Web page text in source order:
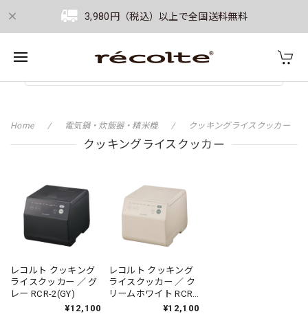
3,980円（税込）以上で全国送料無料
Home 電気鍋・炊飯器・精米機 クッキングライスクッカー
クッキングライスクッカー
レコルト クッキング
ライスクッカー ／ グ
レー RCR-2(GY)
¥12,100
レコルト クッキング
ライスクッカー ／ ク
リームホワイト RCR-
¥12,100